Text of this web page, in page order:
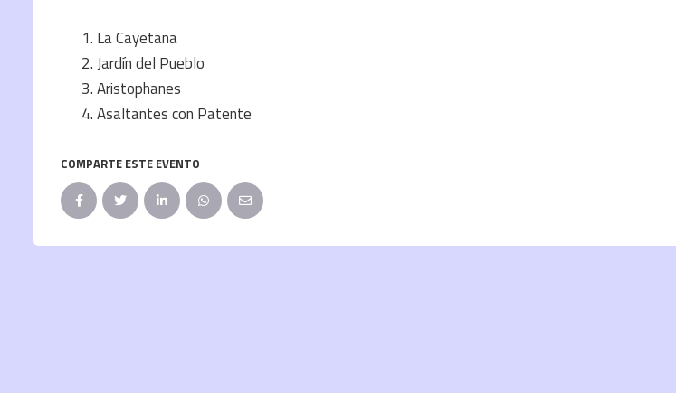
La Cayetana
Jardín del Pueblo
Aristophanes
Asaltantes con Patente
COMPARTE ESTE EVENTO